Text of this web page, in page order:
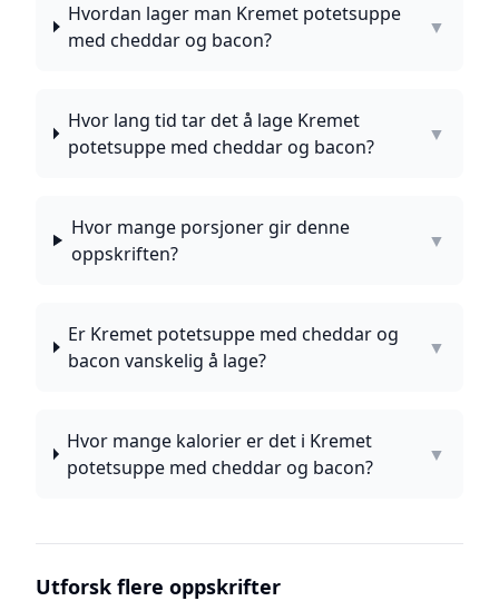
Hvordan lager man Kremet potetsuppe
med cheddar og bacon?
▼
Hvor lang tid tar det å lage Kremet
potetsuppe med cheddar og bacon?
▼
Hvor mange porsjoner gir denne
oppskriften?
▼
Er Kremet potetsuppe med cheddar og
bacon vanskelig å lage?
▼
Hvor mange kalorier er det i Kremet
potetsuppe med cheddar og bacon?
▼
Utforsk flere oppskrifter